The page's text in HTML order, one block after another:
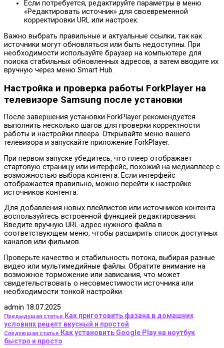
Если потребуется, редактируйте параметры в меню
«Редактировать источник» для своевременной
корректировки URL или настроек.
Важно выбрать правильные и актуальные ссылки, так как
источники могут обновляться или быть недоступны. При
необходимости используйте браузер на компьютере для
поиска стабильных обновленных адресов, а затем вводите их
вручную через меню Smart Hub.
Настройка и проверка работы ForkPlayer на
телевизоре Samsung после установки
После завершения установки ForkPlayer рекомендуется
выполнить несколько шагов для проверки корректности
работы и настройки плеера. Открывайте меню вашего
телевизора и запускайте приложение ForkPlayer.
При первом запуске убедитесь, что плеер отображает
стартовую страницу или интерфейс, похожий на медиаплеер с
возможностью выбора контента. Если интерфейс
отображается правильно, можно перейти к настройке
источников контента.
Для добавления новых плейлистов или источников контента
воспользуйтесь встроенной функцией редактирования.
Введите вручную URL-адрес нужного файла в
соответствующем меню, чтобы расширить список доступных
каналов или фильмов.
Проверьте качество и стабильность потока, выбирая разные
видео или мультимедийные файлы. Обратите внимание на
возможное торможение или зависания, что может
свидетельствовать о несовместимости источника или
необходимости тонкой настройки.
admin 18.07.2025
Предыдущая статья Как приготовить фазана в домашних
условиях рецепт вкусный и простой
Следующая статья Как установить Google Play на ноутбук
быстро и просто